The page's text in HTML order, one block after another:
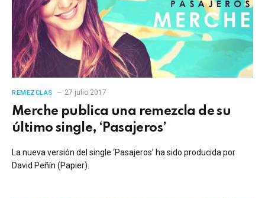
REMEZCLAS 27 julio 2017
Merche publica una remezcla de su
último single, ‘Pasajeros’
La nueva versión del single ‘Pasajeros’ ha sido producida por
David Peñín (Papier).